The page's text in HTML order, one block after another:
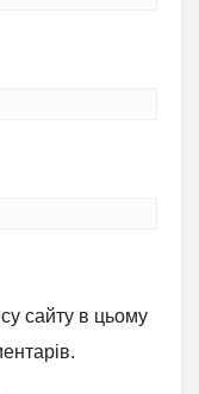
сайту в цьому